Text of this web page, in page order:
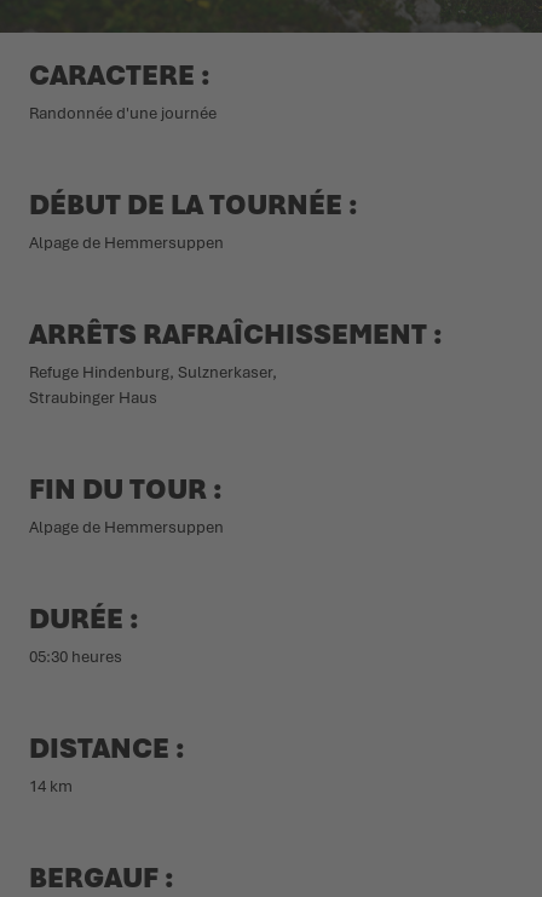
LOWA PROFESSIONAL
LOWA PROFESSIONAL
PODCAST
PRESSE
CARRIÈRE
CARACTERE :
Randonnée d'une journée
DÉBUT DE LA TOURNÉE :
Alpage de Hemmersuppen
ARRÊTS RAFRAÎCHISSEMENT :
Refuge Hindenburg, Sulznerkaser,
Straubinger Haus
FIN DU TOUR :
Alpage de Hemmersuppen
DURÉE :
05:30 heures
DISTANCE :
14 km
BERGAUF :